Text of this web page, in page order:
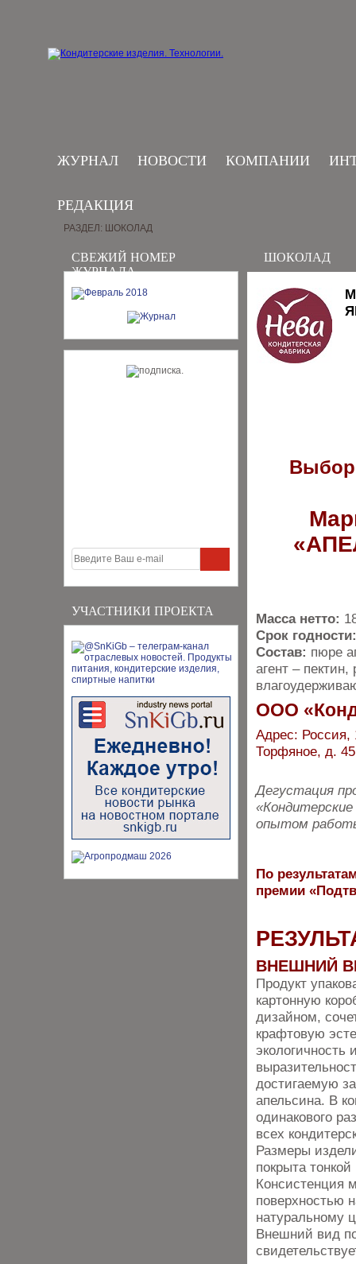
ЖУРНАЛ НОВОСТИ КОМПАНИИ
РЕДАКЦИЯ
СВЕЖИЙ НОМЕР
ЖУРНАЛА
УЧАСТНИКИ ПРОЕКТА
РАЗДЕЛ: ШОКОЛАД
ШОКОЛАД
Выбор
Масса нетто:
Срок
Состав: пюре
агент –
ООО
Адрес: Россия,
Торфяное, д. 45
Дегустация
опытом
По
премии
ВНЕШНИЙ
Продукт
картонную
дизайном,
крафтовую
экологичность
достигаемую
апельсина. В
одинакового
всех
Размеры
покрыта
Консистенция
поверхностью
натуральному
Внешний вид